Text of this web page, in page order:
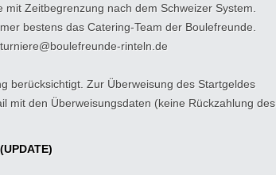
Zeitbegrenzung nach dem Schweizer System.
bestens das Catering-Team der Boulefreunde.
rinteln.de
berücksichtigt. Zur Überweisung des Startgeldes
mit den Überweisungsdaten (keine Rückzahlung des